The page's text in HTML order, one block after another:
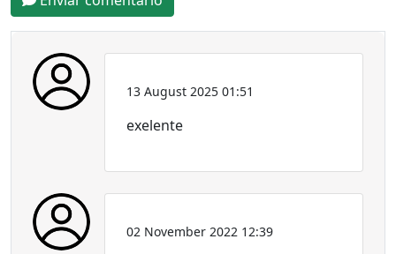
13 August 2025 01:51
exelente
02 November 2022 12:39